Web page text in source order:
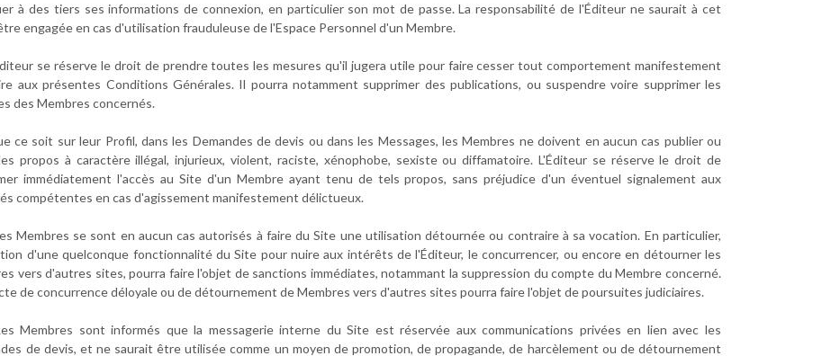
à des tiers ses informations de connexion, en particulier son mot de passe. La responsabilité de l'Éditeur ne saurait à cet
engagée en cas d'utilisation frauduleuse de l'Espace Personnel d'un Membre.
se réserve le droit de prendre toutes les mesures qu'il jugera utile pour faire cesser tout comportement manifestement
aux présentes Conditions Générales. Il pourra notamment supprimer des publications, ou suspendre voire supprimer les
des Membres concernés.
ce soit sur leur Profil, dans les Demandes de devis ou dans les Messages, les Membres ne doivent en aucun cas publier ou
propos à caractère illégal, injurieux, violent, raciste, xénophobe, sexiste ou diffamatoire. L'Éditeur se réserve le droit de
immédiatement l'accès au Site d'un Membre ayant tenu de tels propos, sans préjudice d'un éventuel signalement aux
compétentes en cas d'agissement manifestement délictueux.
Membres se sont en aucun cas autorisés à faire du Site une utilisation détournée ou contraire à sa vocation. En particulier,
d'une quelconque fonctionnalité du Site pour nuire aux intérêts de l'Éditeur, le concurrencer, ou encore en détourner les
vers d'autres sites, pourra faire l'objet de sanctions immédiates, notammant la suppression du compte du Membre concerné.
de concurrence déloyale ou de détournement de Membres vers d'autres sites pourra faire l'objet de poursuites judiciaires.
Membres sont informés que la messagerie interne du Site est réservée aux communications privées en lien avec les
de devis, et ne saurait être utilisée comme un moyen de promotion, de propagande, de harcèlement ou de détournement